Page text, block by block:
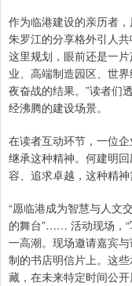
作为临港建设的亲历者
朱罗江的分享格外引人
这里规划，眼前还是一
业、高端制造园区、世
夜奋战的结果。”读者们
经沸腾的建设场景。
在读者互动环节，一位
继承这种精神。何建明
容、追求卓越，这种精神
“愿临港成为智慧与人文
的舞台”…… 活动现场，“
一高潮。现场邀请嘉宾
制的书店明信片上。这
藏，在未来特定时间公开